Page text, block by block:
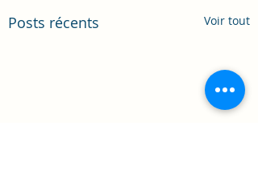
Posts récents Voir tout